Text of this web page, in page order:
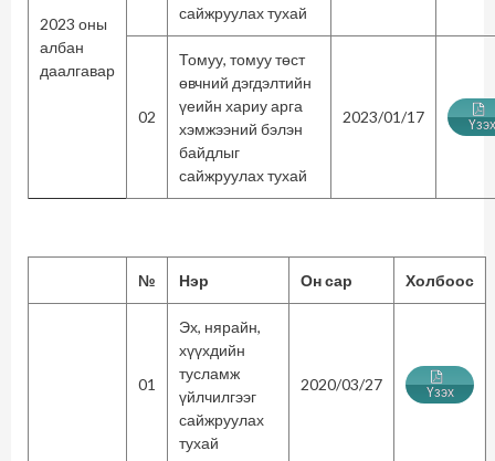
2023 оны
албан
даалгавар
сайжруулах тухай
02
Томуу, томуу төст
өвчний дэгдэлтийн
үеийн хариу арга
хэмжээний бэлэн
байдлыг
сайжруулах тухай
2023/01/17 Үзэх
№ Нэр Он сар Холбоос
01
Эх, нярайн,
хүүхдийн
тусламж
үйлчилгээг
сайжруулах
тухай
2020/03/27 Үзэх